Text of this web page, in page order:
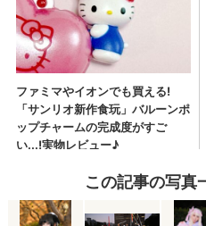
この記事の写真